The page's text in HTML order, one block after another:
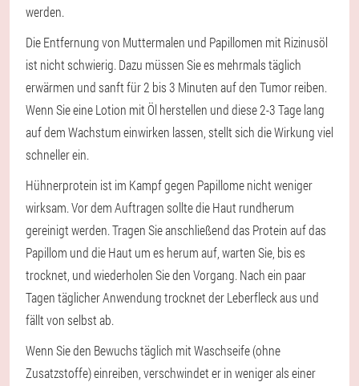
werden.
Die Entfernung von Muttermalen und Papillomen mit Rizinusöl
ist nicht schwierig. Dazu müssen Sie es mehrmals täglich
erwärmen und sanft für 2 bis 3 Minuten auf den Tumor reiben.
Wenn Sie eine Lotion mit Öl herstellen und diese 2-3 Tage lang
auf dem Wachstum einwirken lassen, stellt sich die Wirkung viel
schneller ein.
Hühnerprotein ist im Kampf gegen Papillome nicht weniger
wirksam. Vor dem Auftragen sollte die Haut rundherum
gereinigt werden. Tragen Sie anschließend das Protein auf das
Papillom und die Haut um es herum auf, warten Sie, bis es
trocknet, und wiederholen Sie den Vorgang. Nach ein paar
Tagen täglicher Anwendung trocknet der Leberfleck aus und
fällt von selbst ab.
Wenn Sie den Bewuchs täglich mit Waschseife (ohne
Zusatzstoffe) einreiben, verschwindet er in weniger als einer